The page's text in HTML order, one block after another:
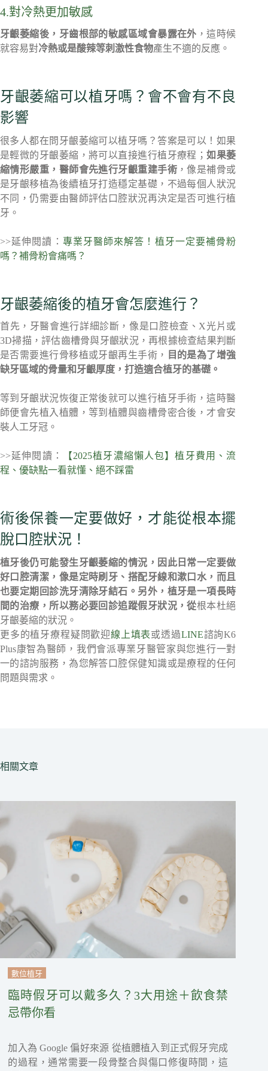
4.對冷熱更加敏感
牙齦萎縮後，牙齒根部的敏感區域會暴露在外 ，這時候
就容易對冷熱或是酸辣等刺激性食物產生不適的反應。
牙齦萎縮可以植牙嗎？會不會有不良
影響
很多人都在問牙齦萎縮可以植牙嗎？答案是可以！如果
是輕微的牙齦萎縮，將可以直接進行植牙療程； 如果萎
縮情形嚴重，醫師會先進行牙齦重建手術 ，像是補骨或
是牙齦移植為後續植牙打造穩定基礎，不過每個人狀況
不同，仍需要由醫師評估口腔狀況再決定是否可進行植
牙。
>>延伸閱讀： 專業牙醫師來解答！植牙一定要補骨粉
嗎？補骨粉會痛嗎？
牙齦萎縮後的植牙會怎麼進行？
首先，牙醫會進行詳細診斷，像是口腔檢查、X光片或
3D掃描，評估齒槽骨與牙齦狀況，再根據檢查結果判斷
是否需要進行骨移植或牙齦再生手術，
目的是為了增強
缺牙區域的骨量和牙齦厚度，打造適合植牙的基礎。
等到牙齦狀況恢復正常後就可以進行植牙手術，這時醫
師便會先植入植體，等到植體與齒槽骨密合後，才會安
裝人工牙冠。
>>延伸閱讀：
【2025植牙濃縮懶人包】植牙費用、流
程、優缺點一看就懂、絕不踩雷
術後保養一定要做好，才能從根本擺
脫口腔狀況！
植牙後仍可能發生牙齦萎縮的情況，因此日常一定要做
好口腔清潔，像是定時刷牙、搭配牙線和漱口水，而且
也要定期回診洗牙清除牙結石。另外，植牙是一項長時
間的治療，所以務必要回診追蹤假牙狀況，從根本杜絕
牙齦萎縮的狀況。
更多的植牙療程疑問歡迎線上填表或透過LINE諮詢K6
Plus康智為醫師，我們會派專業牙醫管家與您進行一對
一的諮詢服務，為您解答口腔保健知識或是療程的任何
問題與需求。
相關文章
數位植牙
臨時假牙可以戴多久？3大用途＋飲食禁
忌帶你看
加入為 Google 偏好來源 從植體植入到正式假牙完成
的過程，通常需要一段骨整合與傷口修復時間，這